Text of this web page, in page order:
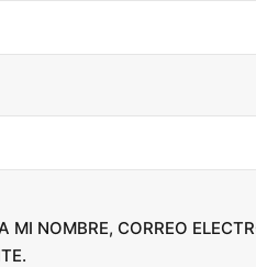
MI NOMBRE, CORREO